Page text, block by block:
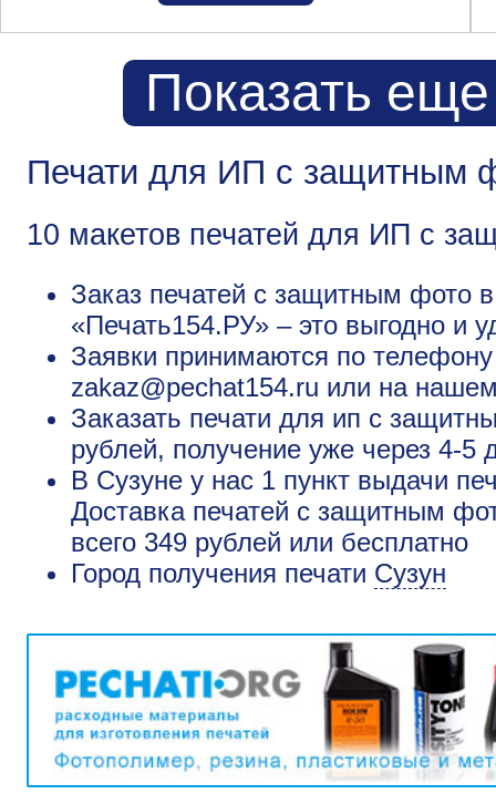
Показать
Печати для ИП с защитным
10 макетов печатей для ИП с
Заказ печатей с защитным фото
«Печать154.РУ» – это выгодно и
Заявки принимаются по
zakaz@pechat154.ru или на
Заказать печати для ип с
рублей, получение уже через 4-5
В Сузуне у нас 1 пункт выдачи
Доставка печатей с защитным
всего 349 рублей или бесплатно
Город получения печати Сузун